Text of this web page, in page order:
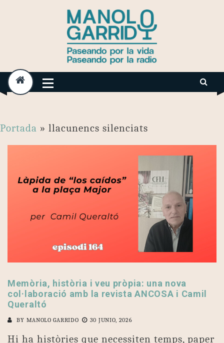
Portada » llacunencs silenciats
Memòria, història i veu pròpia: una nova
col·laboració amb la revista ANCOSA i Camil
Queraltó
BY MANOLO GARRIDO 30 JUNIO, 2026
Hi ha històries que necessiten temps, paper